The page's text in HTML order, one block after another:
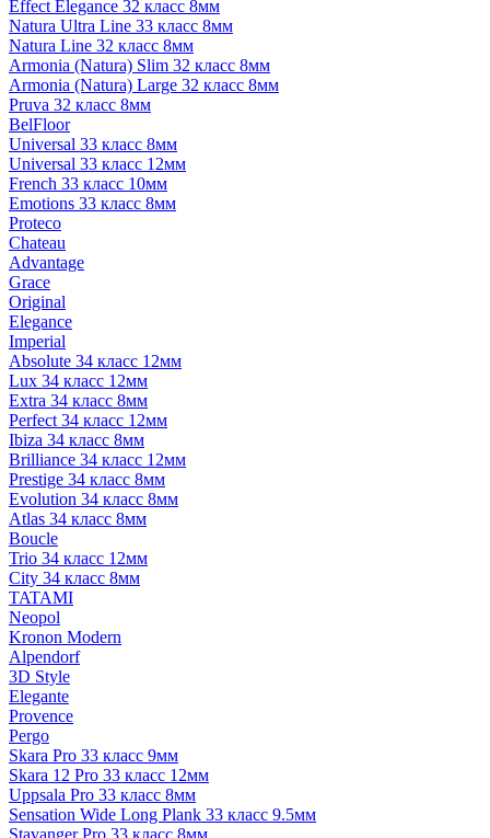
Effect Elegance 32 класс 8мм
Natura Ultra Line 33 класс 8мм
Natura Line 32 класс 8мм
Armonia (Natura) Slim 32 класс 8мм
Armonia (Natura) Large 32 класс 8мм
Pruva 32 класс 8мм
BelFloor
Universal 33 класс 8мм
Universal 33 класс 12мм
French 33 класс 10мм
Emotions 33 класс 8мм
Proteco
Chateau
Advantage
Grace
Original
Elegance
Imperial
Absolute 34 класс 12мм
Lux 34 класс 12мм
Extra 34 класс 8мм
Perfect 34 класс 12мм
Ibiza 34 класс 8мм
Brilliance 34 класс 12мм
Prestige 34 класс 8мм
Evolution 34 класс 8мм
Atlas 34 класс 8мм
Boucle
Trio 34 класс 12мм
City 34 класс 8мм
TATAMI
Neopol
Kronon Modern
Alpendorf
3D Style
Elegante
Provence
Pergo
Skara Pro 33 класс 9мм
Skara 12 Pro 33 класс 12мм
Uppsala Pro 33 класс 8мм
Sensation Wide Long Plank 33 класс 9.5мм
Stavanger Pro 33 класс 8мм